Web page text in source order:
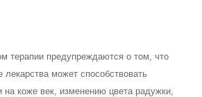
терапии предупреждаются о том, что
может способствовать
на коже век, изменению цвета радужки,